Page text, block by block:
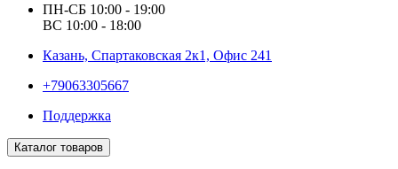
ПН-СБ 10:00 - 19:00
ВС 10:00 - 18:00
Казань, Спартаковская 2к1, Офис 241
+79063305667
Поддержка
Каталог товаров